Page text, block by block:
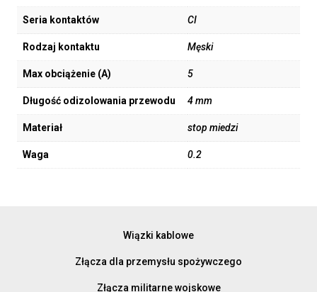
Seria kontaktów CI
Rodzaj kontaktu Męski
Max obciążenie (A) 5
Długość odizolowania przewodu 4 mm
Materiał stop miedzi
Waga 0.2
Wiązki kablowe
Złącza dla przemysłu spożywczego
Złącza militarne wojskowe